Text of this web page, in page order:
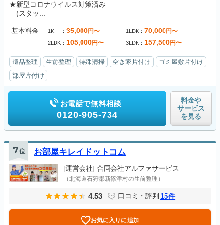
★新型コロナウイルス対策済み
(スタッ...
基本料金 1K 35,000円〜 1LDK 70,000円〜
2LDK 105,000円〜 3LDK 157,500円〜
遺品整理 生前整理 特殊清掃 空き家片付け
ゴミ屋敷片付け
部屋片付け
お電話で無料相談
0120-905-734
料金や
サービス
を見る
7位 お部屋キレイドットコム
[運営会社] 合同会社アルファサービス
（北海道石狩郡新篠津村の生前整理）
4.53 口コミ・評判 15件
お気に入りに追加